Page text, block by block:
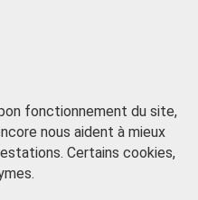
fonctionnement du site,
nous aident à mieux
Certains cookies,